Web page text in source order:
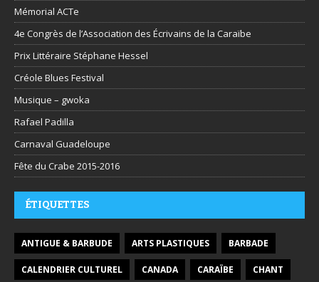
Mémorial ACTe
4e Congrès de l’Association des Écrivains de la Caraïbe
Prix Littéraire Stéphane Hessel
Créole Blues Festival
Musique – gwoka
Rafael Padilla
Carnaval Guadeloupe
Fête du Crabe 2015-2016
ÉTIQUETTES
ANTIGUE & BARBUDE ARTS PLASTIQUES BARBADE
CALENDRIER CULTUREL CANADA CARAÏBE CHANT